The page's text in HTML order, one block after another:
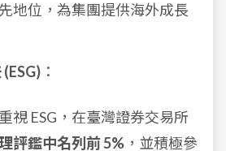
地位，為集團提供海外成長
：
視 ESG，在臺灣證券交易所
評鑑中名列前 5% ，並積極參